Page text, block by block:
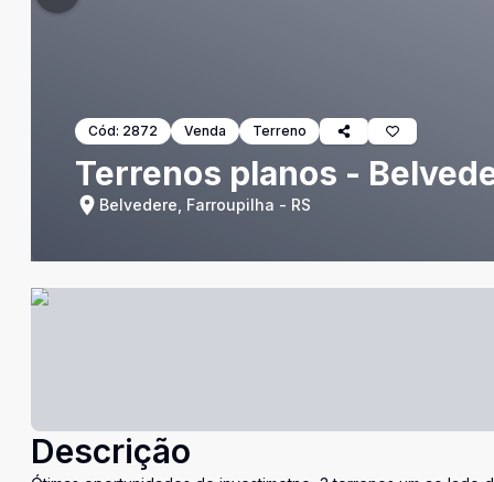
Cód: 2872 Venda Terreno
Terrenos planos -
Belvedere, Farroupilha - RS
Descrição